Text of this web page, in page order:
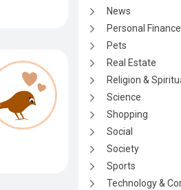
News
Personal Finance
Pets
Real Estate
Religion &
Science
Shopping
Social
Society
Sports
Technology &